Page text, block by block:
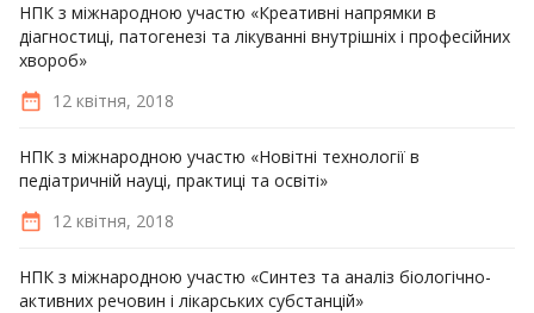
НПК з міжнародною участю «Креативні напрямки в
діагностиці, патогенезі та лікуванні внутрішніх і професійних
хвороб»
12 квітня, 2018
НПК з міжнародною участю «Новітні технології в
педіатричній науці, практиці та освіті»
12 квітня, 2018
НПК з міжнародною участю «Синтез та аналіз біологічно-
активних речовин і лікарських субстанцій»